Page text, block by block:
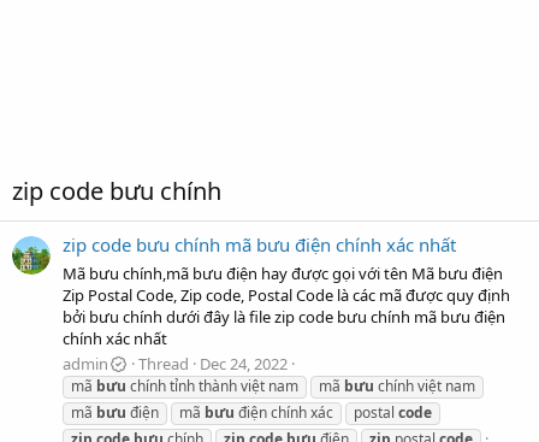
zip code bưu chính
zip code bưu chính mã bưu điện chính xác nhất
Mã bưu chính,mã bưu điện hay được gọi với tên Mã bưu điện
Zip Postal Code, Zip code, Postal Code là các mã được quy định
bởi bưu chính dưới đây là file zip code bưu chính mã bưu điện
chính xác nhất
admin
Thread Dec 24, 2022
mã bưu chính tỉnh thành việt nam mã bưu chính việt nam
mã bưu điện mã bưu điện chính xác postal code